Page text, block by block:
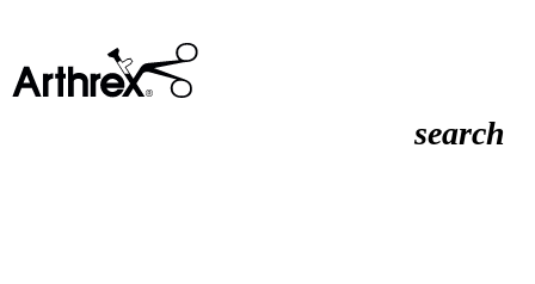
search